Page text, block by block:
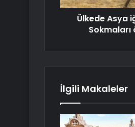
Ülkede Asya
İlgili Makaleler